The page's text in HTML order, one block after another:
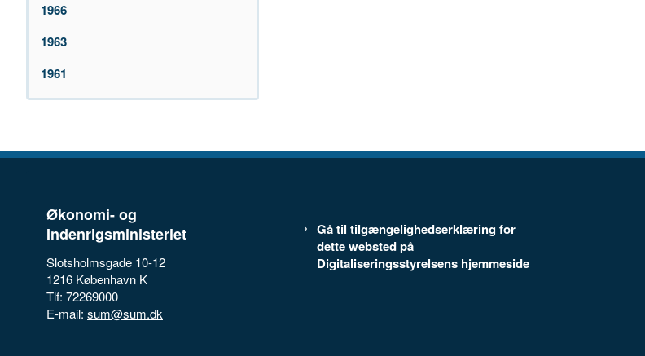
1966
1963
1961
Økonomi- og
Indenrigsministeriet
Slotsholmsgade 10-12
1216 København K
Tlf: 72269000
E-mail: sum@sum.dk
Gå til tilgængelighedserklæring for
dette websted på
Digitaliseringsstyrelsens hjemmeside